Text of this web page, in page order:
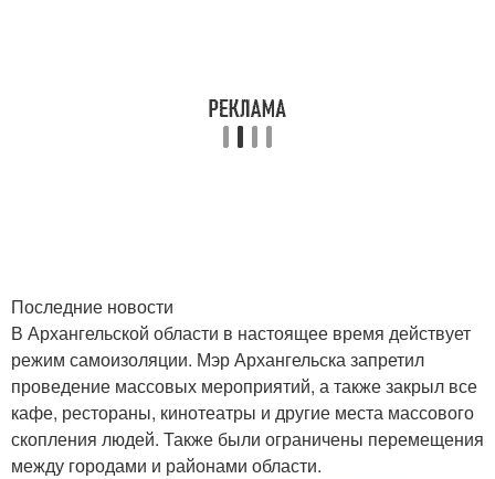
Последние новости
В Архангельской области в настоящее время действует
режим самоизоляции. Мэр Архангельска запретил
проведение массовых мероприятий, а также закрыл все
кафе, рестораны, кинотеатры и другие места массового
скопления людей. Также были ограничены перемещения
между городами и районами области.